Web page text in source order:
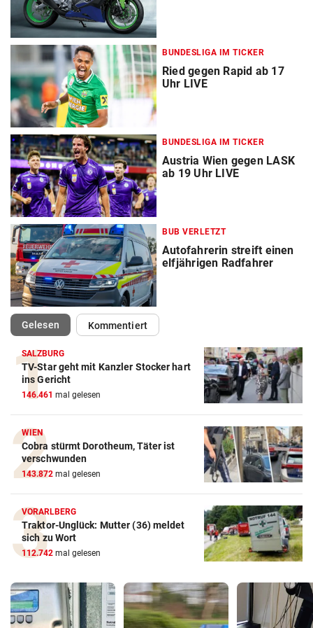
BUNDESLIGA IM TICKER
Ried gegen Rapid ab 17
Uhr LIVE
BUNDESLIGA IM TICKER
Austria Wien gegen LASK
ab 19 Uhr LIVE
BUB VERLETZT
Autofahrerin streift einen
elfjährigen Radfahrer
Gelesen(ausgewählt)Kommentiert
SALZBURG
TV-Star geht mit Kanzler Stocker hart
ins Gericht
146.461 mal gelesen
WIEN
Cobra stürmt Dorotheum, Täter ist
verschwunden
143.872 mal gelesen
VORARLBERG
Traktor-Unglück: Mutter (36) meldet
sich zu Wort
112.742 mal gelesen